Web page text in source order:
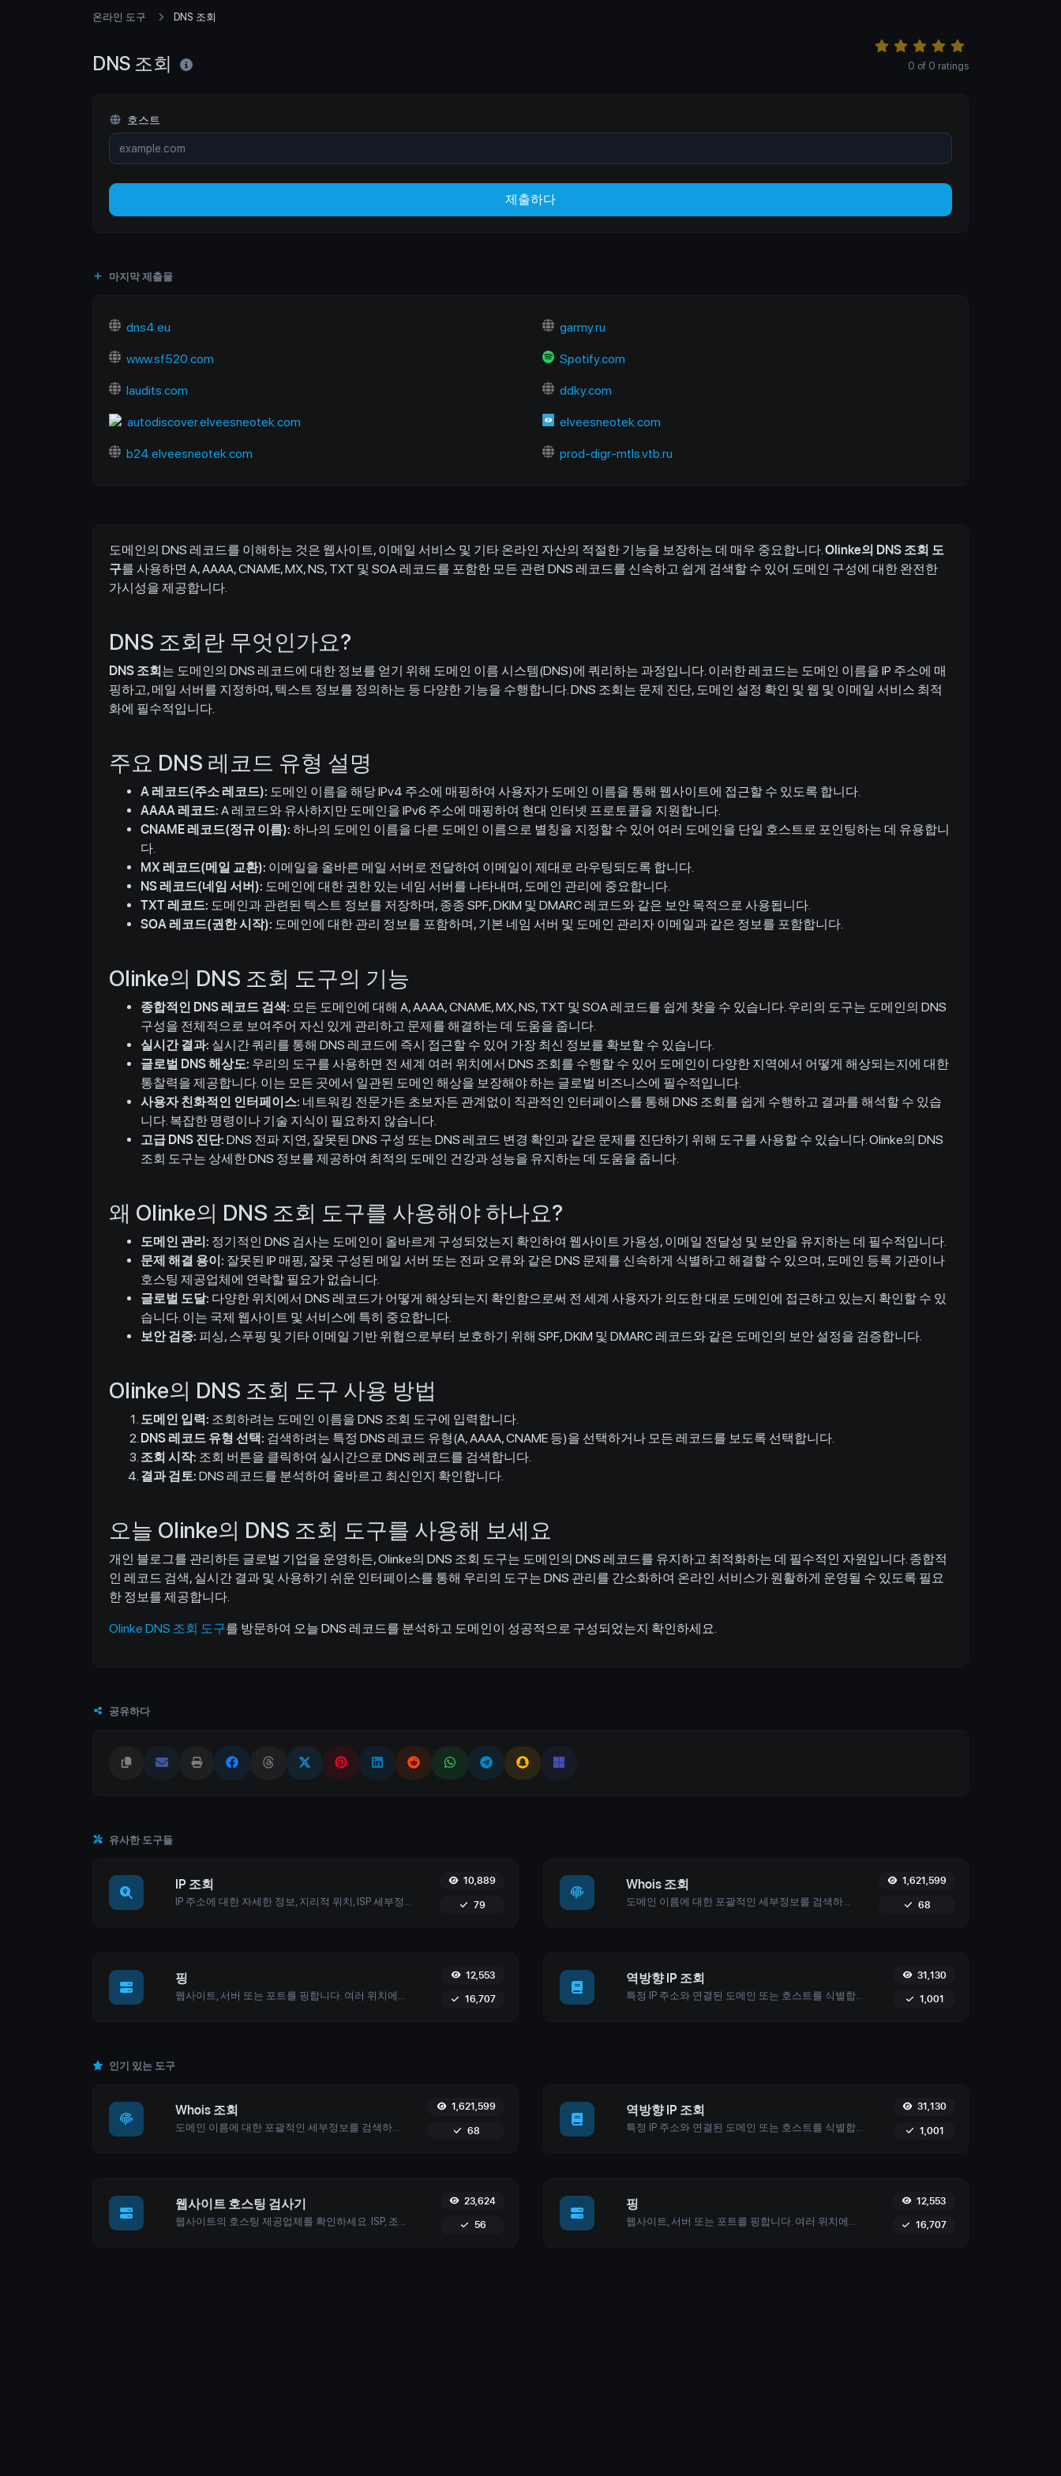
온라인 도구 DNS 조회
DNS 조회 0 of 0 ratings
호스트
제출하다
마지막 제출물
dns4.eu garmy.ru
www.sf520.com Spotify.com
laudits.com ddky.com
autodiscover.elveesneotek.com elveesneotek.com
b24.elveesneotek.com prod-digr-mtls.vtb.ru
도메인의 DNS 레코드를 이해하는 것은 웹사이트, 이메일 서비스 및 기타 온라인 자산의 적절한 기능을 보장하는 데 매우 중요합니다. Olinke의 DNS 조회 도
구를 사용하면 A, AAAA, CNAME, MX, NS, TXT 및 SOA 레코드를 포함한 모든 관련 DNS 레코드를 신속하고 쉽게 검색할 수 있어 도메인 구성에 대한 완전한
가시성을 제공합니다.
DNS 조회란 무엇인가요?
DNS 조회는 도메인의 DNS 레코드에 대한 정보를 얻기 위해 도메인 이름 시스템(DNS)에 쿼리하는 과정입니다. 이러한 레코드는 도메인 이름을 IP 주소에 매
핑하고, 메일 서버를 지정하며, 텍스트 정보를 정의하는 등 다양한 기능을 수행합니다. DNS 조회는 문제 진단, 도메인 설정 확인 및 웹 및 이메일 서비스 최적
화에 필수적입니다.
주요 DNS 레코드 유형 설명
A 레코드(주소 레코드): 도메인 이름을 해당 IPv4 주소에 매핑하여 사용자가 도메인 이름을 통해 웹사이트에 접근할 수 있도록 합니다.
AAAA 레코드: A 레코드와 유사하지만 도메인을 IPv6 주소에 매핑하여 현대 인터넷 프로토콜을 지원합니다.
CNAME 레코드(정규 이름): 하나의 도메인 이름을 다른 도메인 이름으로 별칭을 지정할 수 있어 여러 도메인을 단일 호스트로 포인팅하는 데 유용합니
다.
MX 레코드(메일 교환): 이메일을 올바른 메일 서버로 전달하여 이메일이 제대로 라우팅되도록 합니다.
NS 레코드(네임 서버): 도메인에 대한 권한 있는 네임 서버를 나타내며, 도메인 관리에 중요합니다.
TXT 레코드: 도메인과 관련된 텍스트 정보를 저장하며, 종종 SPF, DKIM 및 DMARC 레코드와 같은 보안 목적으로 사용됩니다.
SOA 레코드(권한 시작): 도메인에 대한 관리 정보를 포함하며, 기본 네임 서버 및 도메인 관리자 이메일과 같은 정보를 포함합니다.
Olinke의 DNS 조회 도구의 기능
종합적인 DNS 레코드 검색: 모든 도메인에 대해 A, AAAA, CNAME, MX, NS, TXT 및 SOA 레코드를 쉽게 찾을 수 있습니다. 우리의 도구는 도메인의 DNS
구성을 전체적으로 보여주어 자신 있게 관리하고 문제를 해결하는 데 도움을 줍니다.
실시간 결과: 실시간 쿼리를 통해 DNS 레코드에 즉시 접근할 수 있어 가장 최신 정보를 확보할 수 있습니다.
글로벌 DNS 해상도: 우리의 도구를 사용하면 전 세계 여러 위치에서 DNS 조회를 수행할 수 있어 도메인이 다양한 지역에서 어떻게 해상되는지에 대한
통찰력을 제공합니다. 이는 모든 곳에서 일관된 도메인 해상을 보장해야 하는 글로벌 비즈니스에 필수적입니다.
사용자 친화적인 인터페이스: 네트워킹 전문가든 초보자든 관계없이 직관적인 인터페이스를 통해 DNS 조회를 쉽게 수행하고 결과를 해석할 수 있습
니다. 복잡한 명령이나 기술 지식이 필요하지 않습니다.
고급 DNS 진단: DNS 전파 지연, 잘못된 DNS 구성 또는 DNS 레코드 변경 확인과 같은 문제를 진단하기 위해 도구를 사용할 수 있습니다. Olinke의 DNS
조회 도구는 상세한 DNS 정보를 제공하여 최적의 도메인 건강과 성능을 유지하는 데 도움을 줍니다.
왜 Olinke의 DNS 조회 도구를 사용해야 하나요?
도메인 관리: 정기적인 DNS 검사는 도메인이 올바르게 구성되었는지 확인하여 웹사이트 가용성, 이메일 전달성 및 보안을 유지하는 데 필수적입니다.
문제 해결 용이: 잘못된 IP 매핑, 잘못 구성된 메일 서버 또는 전파 오류와 같은 DNS 문제를 신속하게 식별하고 해결할 수 있으며, 도메인 등록 기관이나
호스팅 제공업체에 연락할 필요가 없습니다.
글로벌 도달: 다양한 위치에서 DNS 레코드가 어떻게 해상되는지 확인함으로써 전 세계 사용자가 의도한 대로 도메인에 접근하고 있는지 확인할 수 있
습니다. 이는 국제 웹사이트 및 서비스에 특히 중요합니다.
보안 검증: 피싱, 스푸핑 및 기타 이메일 기반 위협으로부터 보호하기 위해 SPF, DKIM 및 DMARC 레코드와 같은 도메인의 보안 설정을 검증합니다.
Olinke의 DNS 조회 도구 사용 방법
도메인 입력: 조회하려는 도메인 이름을 DNS 조회 도구에 입력합니다.
DNS 레코드 유형 선택: 검색하려는 특정 DNS 레코드 유형(A, AAAA, CNAME 등)을 선택하거나 모든 레코드를 보도록 선택합니다.
조회 시작: 조회 버튼을 클릭하여 실시간으로 DNS 레코드를 검색합니다.
결과 검토: DNS 레코드를 분석하여 올바르고 최신인지 확인합니다.
오늘 Olinke의 DNS 조회 도구를 사용해 보세요
개인 블로그를 관리하든 글로벌 기업을 운영하든, Olinke의 DNS 조회 도구는 도메인의 DNS 레코드를 유지하고 최적화하는 데 필수적인 자원입니다. 종합적
인 레코드 검색, 실시간 결과 및 사용하기 쉬운 인터페이스를 통해 우리의 도구는 DNS 관리를 간소화하여 온라인 서비스가 원활하게 운영될 수 있도록 필요
한 정보를 제공합니다.
Olinke DNS 조회 도구를 방문하여 오늘 DNS 레코드를 분석하고 도메인이 성공적으로 구성되었는지 확인하세요.
공유하다
유사한 도구들
IP 조회 10,889
79
Whois 조회 1,621,599
68
핑
웹사이트, 서버 또는 포트를 핑합니다. 여러 위치에서 테스트하고, 설정을 사용자 정의하며, 최적의 네트워크 성능을 보장하기 위해 실시간 결과를 얻습니다.
12,553
16,707
역방향 IP 조회
특정 IP 주소와 연결된 도메인 또는 호스트를 식별합니다. 주어진 IP에 연결된 호스트에 대한 자세한 정보를 얻습니다.
31,130
1,001
인기 있는 도구
Whois 조회 1,621,599
68
역방향 IP 조회 31,130
1,001
웹사이트 호스팅 검사기
웹사이트의 호스팅 제공업체를 확인하세요. ISP, 조직 및 지리적 위치를 포함한 자세한 정보를 얻으세요.
23,624
56
핑
웹사이트, 서버 또는 포트를 핑합니다. 여러 위치에서 테스트하고, 설정을 사용자 정의하며, 최적의 네트워크 성능을 보장하기 위해 실시간 결과를 얻습니다.
12,553
16,707